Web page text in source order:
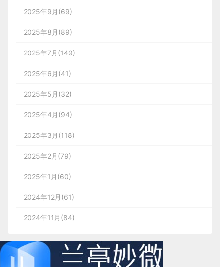
2025年9月(69)
2025年8月(89)
2025年7月(149)
2025年6月(41)
2025年5月(32)
2025年4月(94)
2025年3月(118)
2025年2月(79)
2025年1月(60)
2024年12月(61)
2024年11月(84)
2024年9月(144)